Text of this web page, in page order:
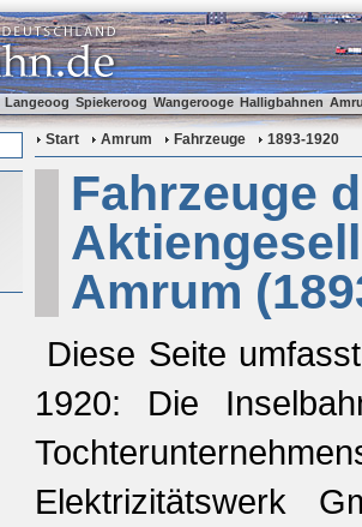
Langeoog Spiekeroog Wangerooge Halligbahnen
Start Amrum Fahrzeuge 1893-1920
Fahrzeuge
Amrum
Diese Seite
1920: Die
Elektrizitätswerk